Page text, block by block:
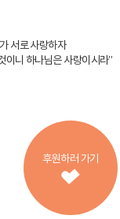
서로 사랑하자
이니 하나님은 사랑이시라”
후원하러 가기